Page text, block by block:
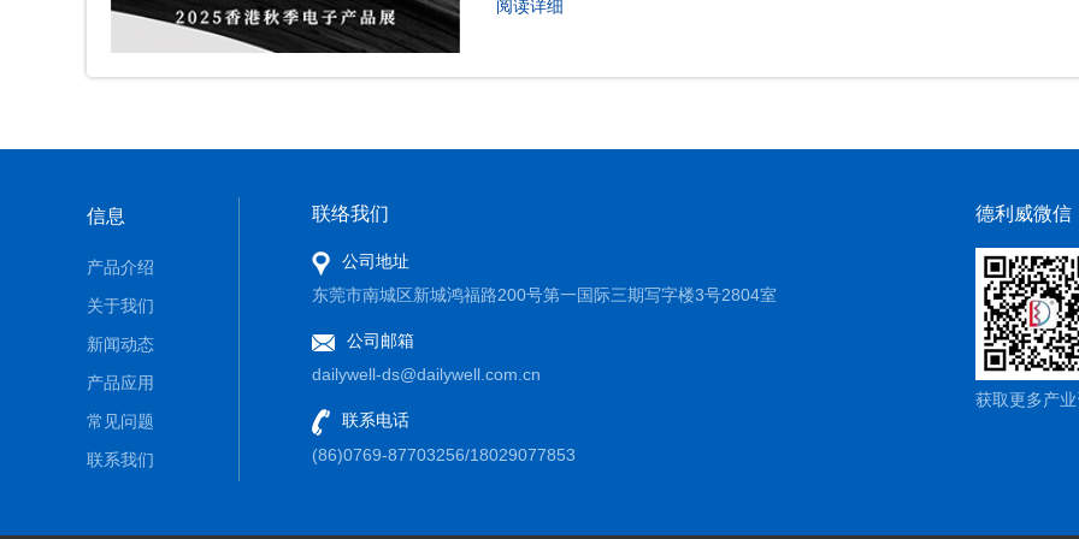
阅读详细
信息
产品介绍
关于我们
新闻动态
产品应用
常见问题
联系我们
联络我们
公司地址
东莞市南城区新城鸿福路200号第一国际三期写字楼3号2804室
公司邮箱
dailywell-ds@dailywell.com.cn
联系电话
(86)0769-87703256/18029077853
德利威微信
获取更多产